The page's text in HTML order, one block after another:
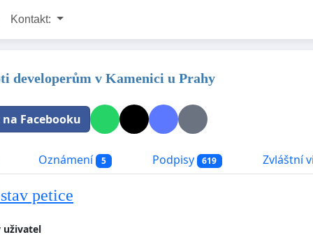
Kontakt:
developerům v Kamenici u Prahy
Facebooku
Oznámení 5 Podpisy 619 Zvláštní
petice
uživatel